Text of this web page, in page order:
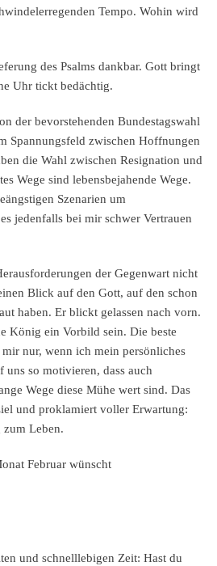
Tempo. Wohin wird
des Psalms dankbar. Gott bringt
Uhr tickt bedächtig.
der bevorstehenden Bundestagswahl
Spannungsfeld zwischen Hoffnungen
die Wahl zwischen Resignation und
Wege sind lebensbejahende Wege.
Szenarien um
jedenfalls bei mir schwer Vertrauen
der Gegenwart nicht
Blick auf den Gott, auf den schon
haben. Er blickt gelassen nach vorn.
König ein Vorbild sein. Die beste
nur, wenn ich mein persönliches
so motivieren, dass auch
Wege diese Mühe wert sind. Das
und proklamiert voller Erwartung:
Leben.
Februar wünscht
und schnelllebigen Zeit: Hast du